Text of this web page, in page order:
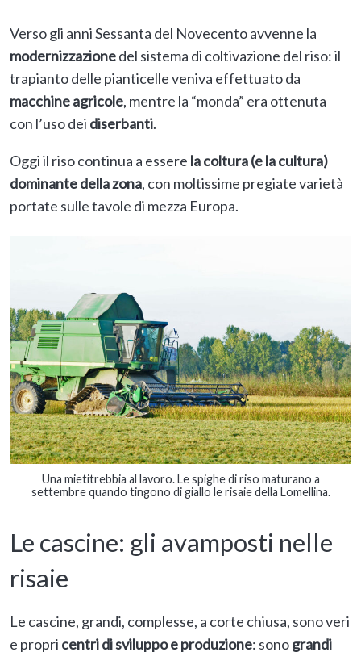
Verso gli anni Sessanta del Novecento avvenne la
modernizzazionedel sistema di coltivazione del riso: il
trapianto delle pianticelle veniva effettuato da
macchine agricole, mentre la “monda” era ottenuta
con l’uso dei diserbanti.
Oggi il riso continua a essere la coltura (e la cultura)
dominante della zona, con moltissime pregiate varietà
portate sulle tavole di mezza Europa.
Una mietitrebbia al lavoro. Le spighe di riso maturano a
settembre quando tingono di giallo le risaie della Lomellina.
Le cascine: gli avamposti nelle
risaie
Le cascine, grandi, complesse, a corte chiusa, sono veri
e propri centri di sviluppo e produzione: sonograndi